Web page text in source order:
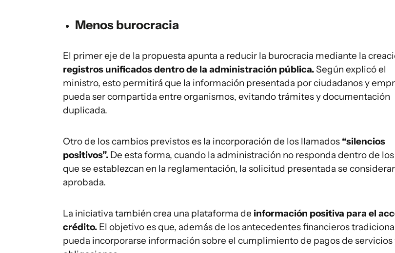
Menos burocracia
El primer eje de la propuesta apunta a reducir la burocracia mediante la
registros unificados dentro de la administración pública. Según explicó el
ministro, esto permitirá que la información presentada por ciudadanos y
pueda ser compartida entre organismos, evitando trámites y documentación
duplicada.
Otro de los cambios previstos es la incorporación de los llamados “silencios
positivos”. De esta forma, cuando la administración no responda dentro de
que se establezcan en la reglamentación, la solicitud presentada se
aprobada.
La iniciativa también crea una plataforma de información positiva para el
crédito. El objetivo es que, además de los antecedentes financieros
pueda incorporarse información sobre el cumplimiento de pagos de servicios